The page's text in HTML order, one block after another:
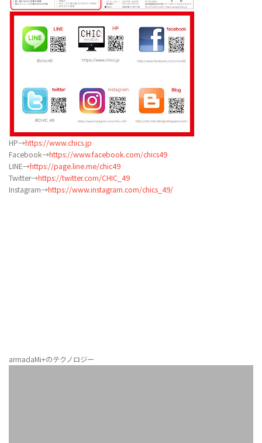
HP→https://www.chics.jp
Facebook→https://www.facebook.com/chics49
LINE→https://page.line.me/chic49
Twitter→https://twitter.com/CHIC_49
Instagram→https://www.instagram.com/chics_49/
armadaMi+のテクノロジー